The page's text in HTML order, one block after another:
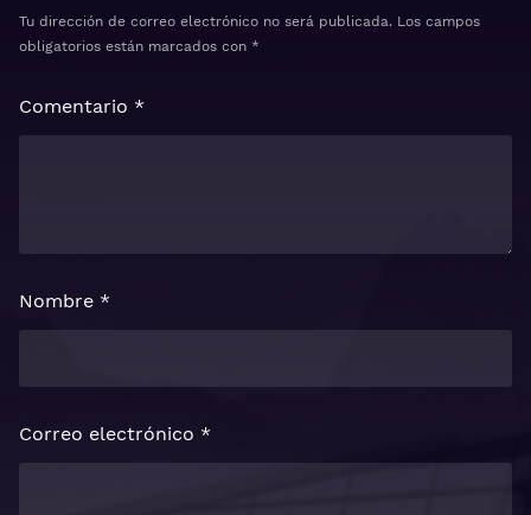
Tu dirección de correo electrónico no será publicada. Los campos
obligatorios están marcados con *
Comentario *
Nombre *
Correo electrónico *